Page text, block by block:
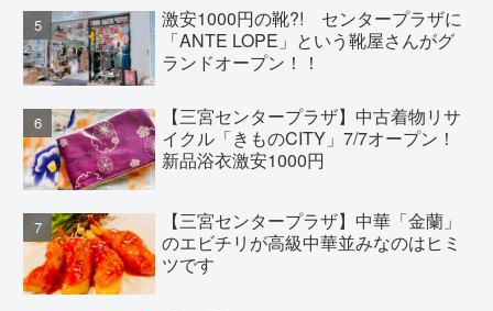
激安1000円の靴?! センタープラザに
「ANTE LOPE」という靴屋さんがグ
ランドオープン！！
【三宮センタープラザ】中古着物リサ
イクル「きものCITY」7/7オープン！
新品浴衣激安1000円
【三宮センタープラザ】中華「金蘭」
のエビチリが高級中華並みなのはヒミ
ツです